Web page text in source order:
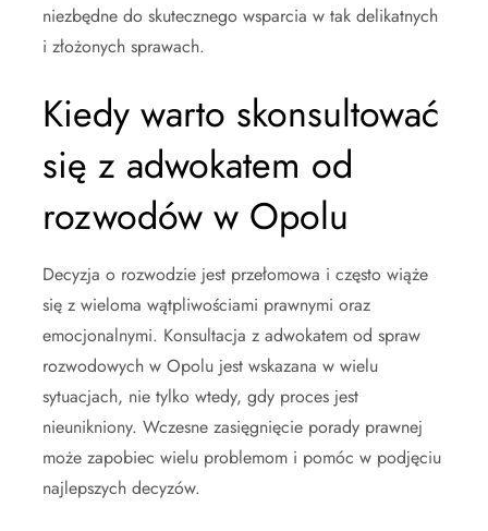
niezbędne do skutecznego wsparcia w tak delikatnych
i złożonych sprawach.
Kiedy warto skonsultować
się z adwokatem od
rozwodów w Opolu
Decyzja o rozwodzie jest przełomowa i często wiąże
się z wieloma wątpliwościami prawnymi oraz
emocjonalnymi. Konsultacja z adwokatem od spraw
rozwodowych w Opolu jest wskazana w wielu
sytuacjach, nie tylko wtedy, gdy proces jest
nieunikniony. Wczesne zasięgnięcie porady prawnej
może zapobiec wielu problemom i pomóc w podjęciu
najlepszych decyzów.